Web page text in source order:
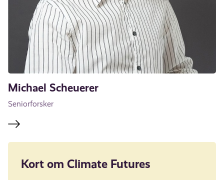
Michael Scheuerer
Seniorforsker
Kort om Climate Futures